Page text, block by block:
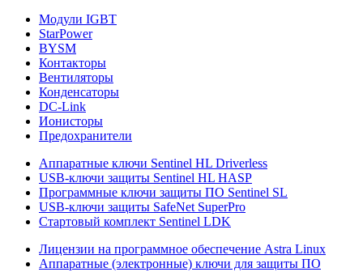
Модули IGBT
StarPower
BYSM
Контакторы
Вентиляторы
Конденсаторы
DC-Link
Ионисторы
Предохранители
Аппаратные ключи Sentinel HL Driverless
USB-ключи защиты Sentinel HL HASP
Программные ключи защиты ПО Sentinel SL
USB-ключи защиты SafeNet SuperPro
Стартовый комплект Sentinel LDK
Лицензии на программное обеспечение Astra Linux
Аппаратные (электронные) ключи для защиты ПО